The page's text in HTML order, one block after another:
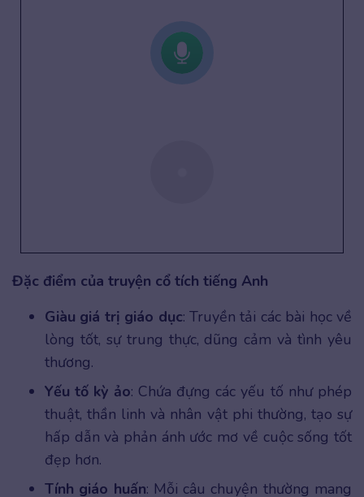
Đặc điểm của truyện cổ tích tiếng Anh
Giàu giá trị giáo dục: Truyền tải các bài học về
lòng tốt, sự trung thực, dũng cảm và tình yêu
thương.
Yếu tố kỳ ảo: Chứa đựng các yếu tố như phép
thuật, thần linh và nhân vật phi thường, tạo sự
hấp dẫn và phản ánh ước mơ về cuộc sống tốt
đẹp hơn.
Tính giáo huấn: Mỗi câu chuyện thường mang